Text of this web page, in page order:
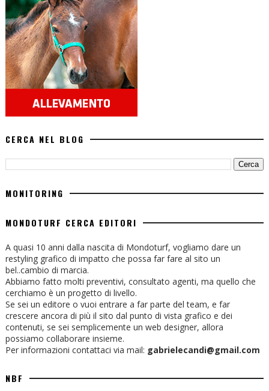
CERCA NEL BLOG
MONITORING
MONDOTURF CERCA EDITORI
A quasi 10 anni dalla nascita di Mondoturf, vogliamo dare un
restyling grafico di impatto che possa far fare al sito un
bel..cambio di marcia.
Abbiamo fatto molti preventivi, consultato agenti, ma quello che
cerchiamo è un progetto di livello.
Se sei un editore o vuoi entrare a far parte del team, e far
crescere ancora di più il sito dal punto di vista grafico e dei
contenuti, se sei semplicemente un web designer, allora
possiamo collaborare insieme.
Per informazioni contattaci via mail: gabrielecandi@gmail.com
NBF